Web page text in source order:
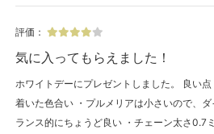
評価：
気に入ってもらえました！
ホワイトデーにプレゼントしました。 良い
着いた色合い ・プルメリアは小さいので、
ランス的にちょうど良い ・チェーン太さ0.7